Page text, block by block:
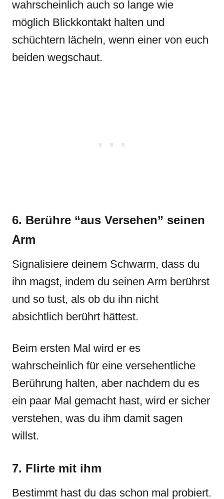
wahrscheinlich auch so lange wie
möglich Blickkontakt halten und
schüchtern lächeln, wenn einer von euch
beiden wegschaut.
6. Berühre “aus Versehen” seinen
Arm
Signalisiere deinem Schwarm, dass du
ihn magst, indem du seinen Arm berührst
und so tust, als ob du ihn nicht
absichtlich berührt hättest.
Beim ersten Mal wird er es
wahrscheinlich für eine versehentliche
Berührung halten, aber nachdem du es
ein paar Mal gemacht hast, wird er sicher
verstehen, was du ihm damit sagen
willst.
7. Flirte mit ihm
Bestimmt hast du das schon mal probiert.